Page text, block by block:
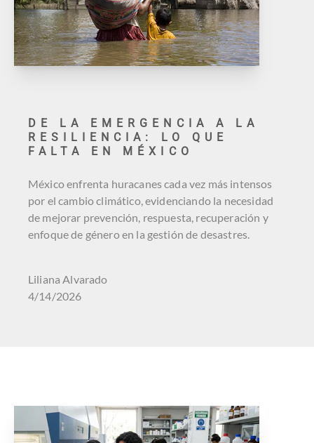
DE LA EMERGENCIA A LA
RESILIENCIA: LO QUE
FALTA EN MÉXICO
México enfrenta huracanes cada vez más intensos
por el cambio climático, evidenciando la necesidad
de mejorar prevención, respuesta, recuperación y
enfoque de género en la gestión de desastres.
Liliana Alvarado
4/14/2026